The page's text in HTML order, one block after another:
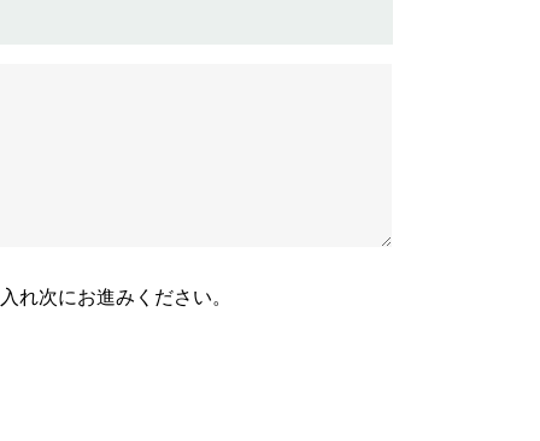
れ次にお進みください。